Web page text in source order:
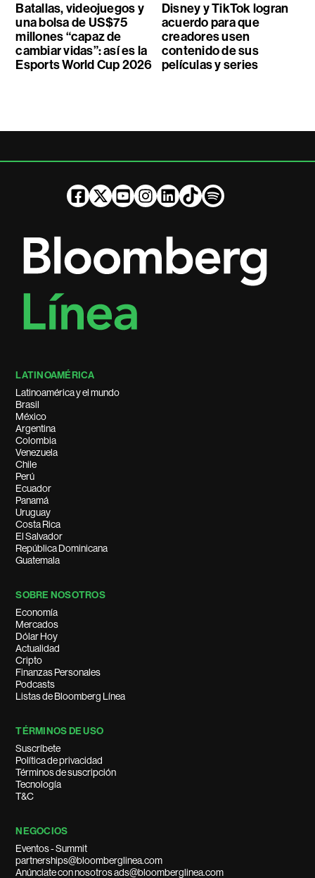
Batallas, videojuegos y
una bolsa de US$75
millones “capaz de
cambiar vidas”: así es la
Esports World Cup 2026
Disney y TikTok logran
acuerdo para que
creadores usen
contenido de sus
películas y series
LATINOAMÉRICA
Latinoamérica y el mundo
Brasil
México
Argentina
Colombia
Venezuela
Chile
Perú
Ecuador
Panamá
Uruguay
Costa Rica
El Salvador
República Dominicana
Guatemala
SOBRE NOSOTROS
Economía
Mercados
Dólar Hoy
Actualidad
Cripto
Finanzas Personales
Podcasts
Listas de Bloomberg Línea
TÉRMINOS DE USO
Suscríbete
Política de privacidad
Términos de suscripción
Tecnología
T&C
NEGOCIOS
Eventos - Summit
partnerships@bloomberglinea.com
Anúnciate con nosotros ads@bloomberglinea.com